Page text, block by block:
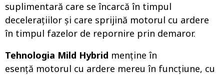
suplimentară care se încarcă în timpul
decelerațiilor și care sprijină motorul cu ardere
în timpul fazelor de repornire prin demaror.
Tehnologia Mild Hybrid menține în
esență motorul cu ardere mereu în funcțiune, cu